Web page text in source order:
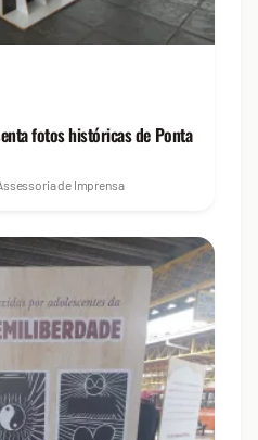
fotos históricas de Ponta
de Imprensa